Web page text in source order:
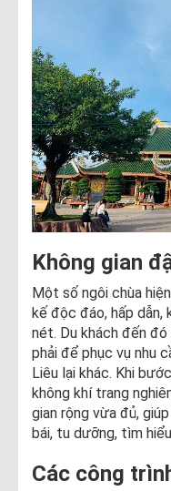
Không gian
Một số ngôi chùa
kế độc đáo, hấp dẫn,
nét. Du khách đến
phải để phục vụ nhu
Liêu lại khác. Khi
không khí trang
gian rộng vừa đủ,
bái, tu dưỡng, tìm
Các công